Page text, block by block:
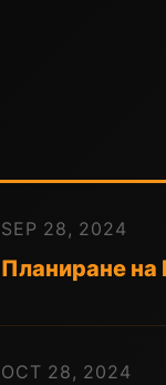
SEP 28, 2024
Планиране на
OCT 28, 2024